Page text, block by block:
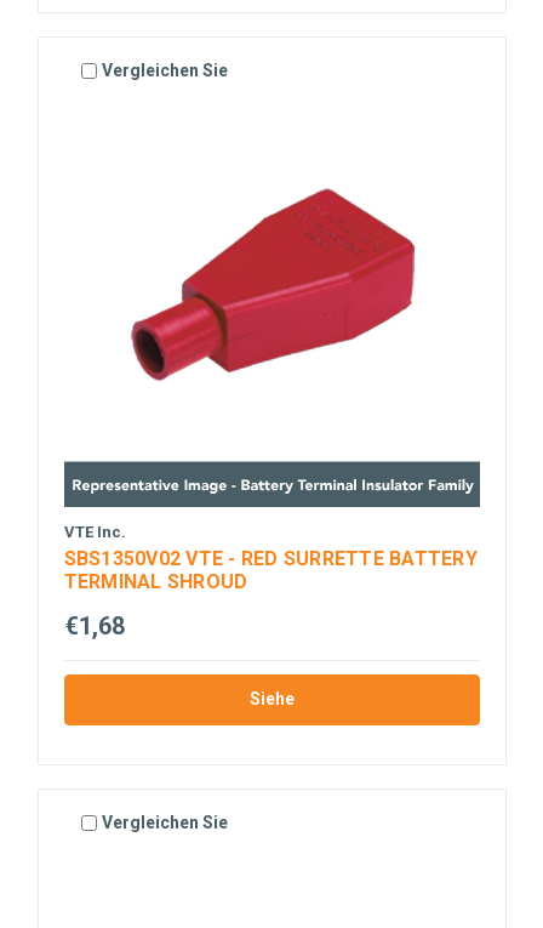
Vergleichen Sie
VTE Inc.
SBS1350V02 VTE - RED SURRETTE BATTERY
TERMINAL SHROUD
€1,68
Siehe
Vergleichen Sie